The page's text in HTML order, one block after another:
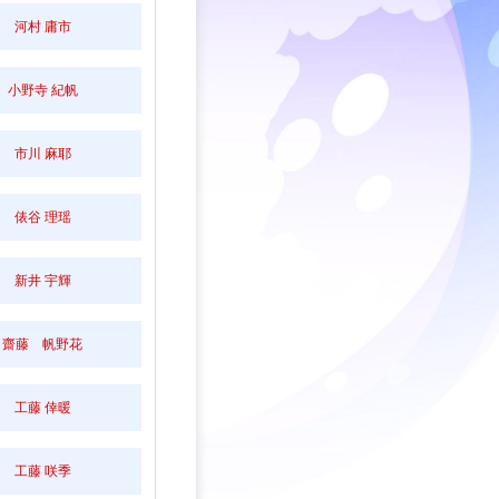
河村 庸市
小野寺 紀帆
市川 麻耶
俵谷 理瑶
新井 宇輝
齋藤 帆野花
工藤 倖暖
工藤 咲季